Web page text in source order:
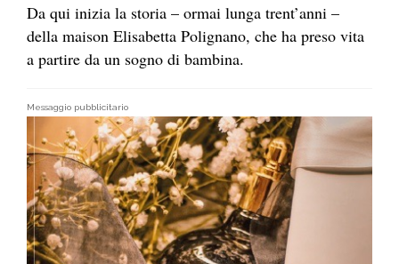
Da qui inizia la storia – ormai lunga trent’anni –
della maison Elisabetta Polignano, che ha preso vita
a partire da un sogno di bambina.
Messaggio pubblicitario